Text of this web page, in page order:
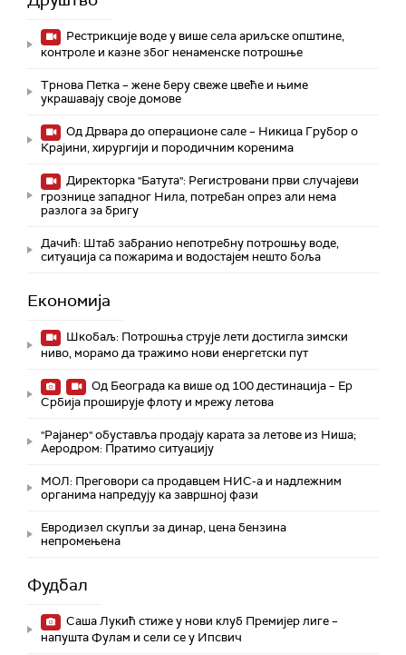
Рестрикције воде у више села ариљске општине,
контроле и казне због ненаменске потрошње
Трнова Петка – жене беру свеже цвеће и њиме
украшавају своје домове
Од Дрвара до операционе сале – Никица Грубор о
Крајини, хирургији и породичним коренима
Директорка "Батута": Регистровани први случајеви
грознице западног Нила, потребан опрез али нема
разлога за бригу
Дачић: Штаб забранио непотребну потрошњу воде,
ситуација са пожарима и водостајем нешто боља
Економија
Шкобаљ: Потрошња струје лети достигла зимски
ниво, морамо да тражимо нови енергетски пут
Од Београда ка више од 100 дестинација – Ер
Србија проширује флоту и мрежу летова
"Рајанер" обуставља продају карата за летове из Ниша;
Аеродром: Пратимо ситуацију
МОЛ: Преговори са продавцем НИС-а и надлежним
органима напредују ка завршној фази
Евродизел скупљи за динар, цена бензина
непромењена
Фудбал
Саша Лукић стиже у нови клуб Премијер лиге –
напушта Фулам и сели се у Ипсвич